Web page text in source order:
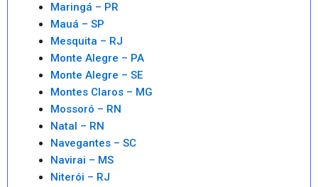
Maringá – PR
Mauá – SP
Mesquita – RJ
Monte Alegre – PA
Monte Alegre – SE
Montes Claros – MG
Mossoró – RN
Natal – RN
Navegantes – SC
Navirai – MS
Niterói – RJ